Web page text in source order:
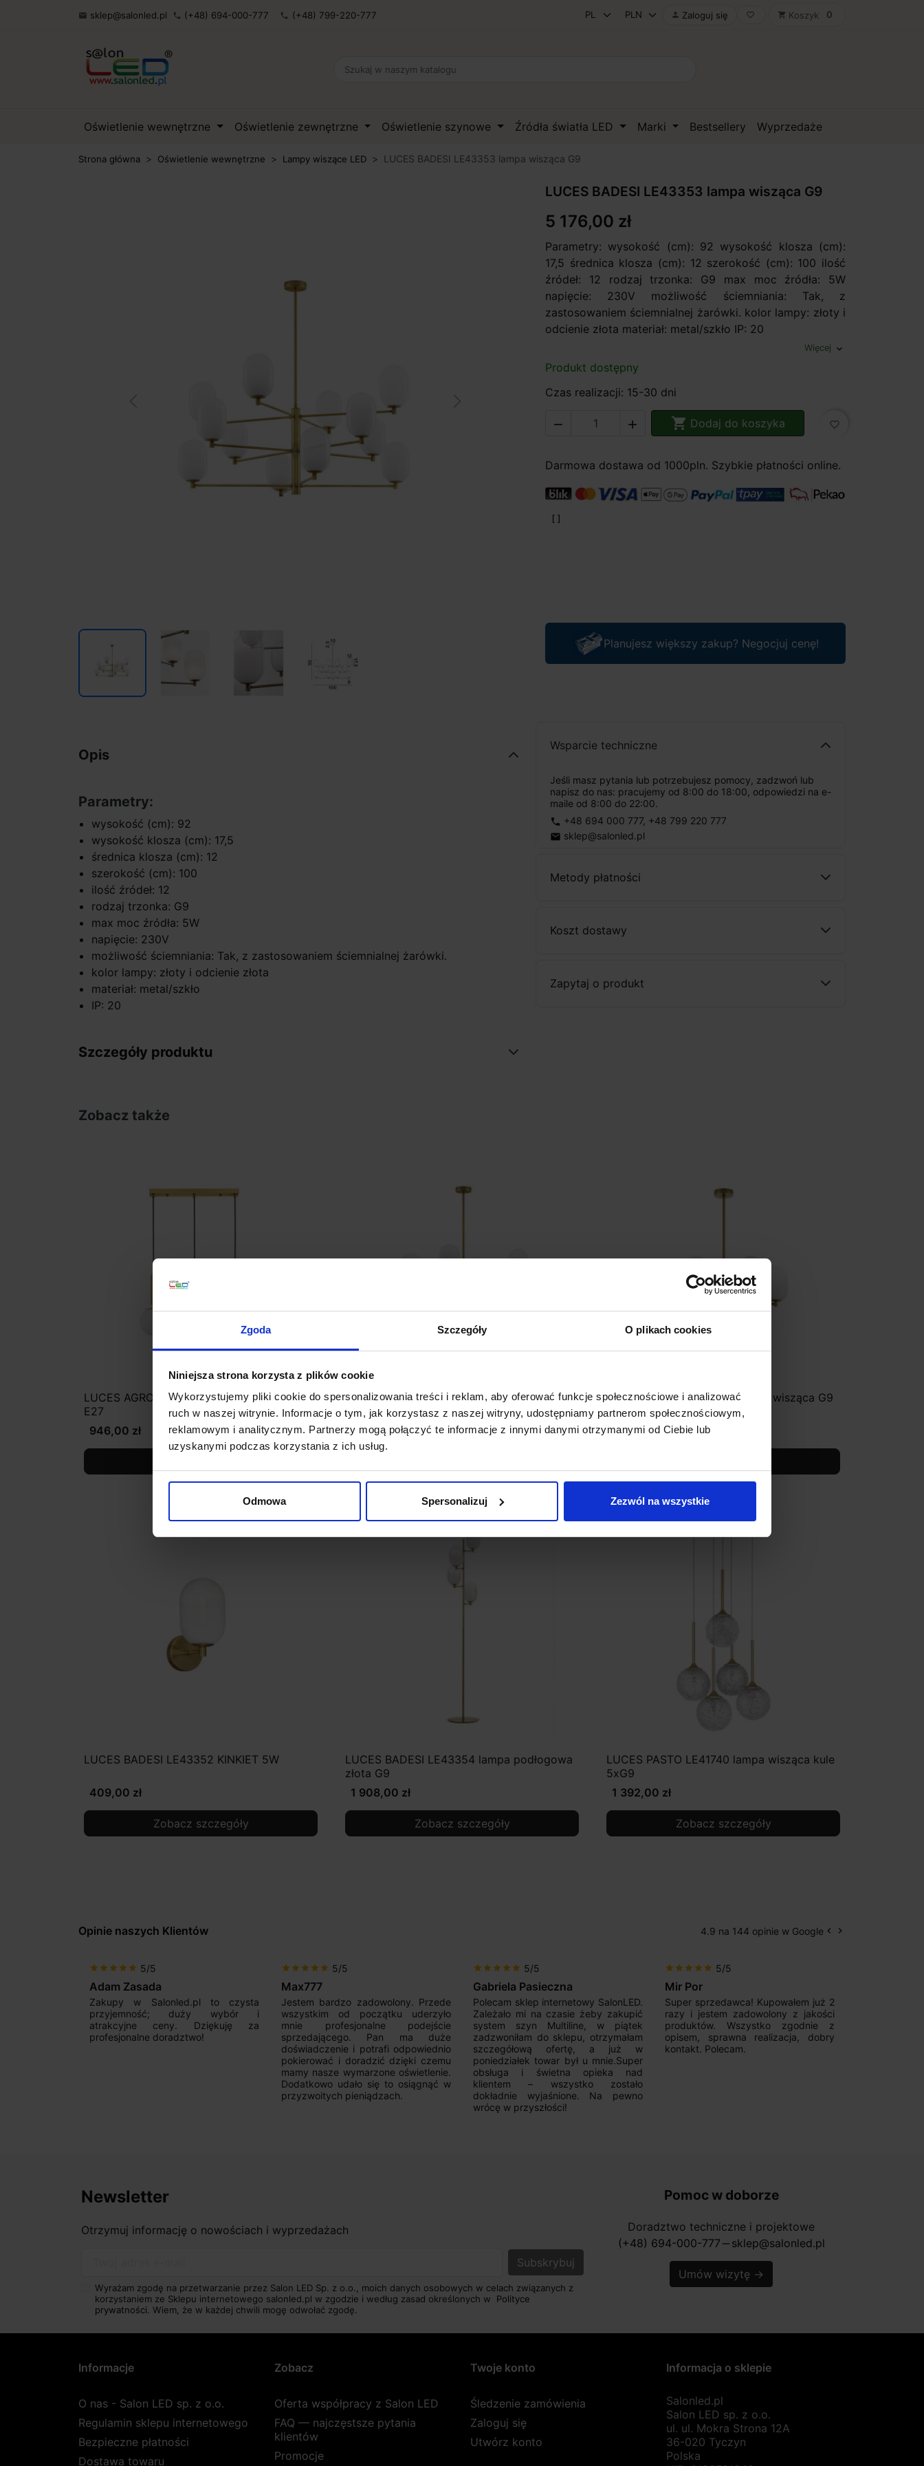
Zgoda Szczegóły O plikach cookies
Niniejsza strona korzysta z plików cookie
Wykorzystujemy pliki cookie do spersonalizowania treści i reklam, aby oferować funkcje społecznościowe i analizować
ruch w naszej witrynie. Informacje o tym, jak korzystasz z naszej witryny, udostępniamy partnerom społecznościowym,
reklamowym i analitycznym. Partnerzy mogą połączyć te informacje z innymi danymi otrzymanymi od Ciebie lub
uzyskanymi podczas korzystania z ich usług.
Odmowa Spersonalizuj Zezwól na wszystkie
 sklep@salonled.pl phone (+48) 694-000-777 phone (+48) 799-220-777  Zaloguj się favorite_border shopping_cart Koszyk 0
Oświetlenie wewnętrzne Oświetlenie zewnętrzne Oświetlenie szynowe Źródła światła LED Marki Bestsellery Wyprzedaże
Strona główna Oświetlenie wewnętrzne Lampy wiszące LED LUCES BADESI LE43353 lampa wisząca G9
LUCES BADESI LE43353 lampa wisząca G9
5 176,00 zł
Parametry: wysokość (cm): 92 wysokość klosza (cm):
17,5 średnica klosza (cm): 12 szerokość (cm): 100 ilość
źródeł: 12 rodzaj trzonka: G9 max moc źródła: 5W
napięcie: 230V możliwość ściemniania: Tak, z
zastosowaniem ściemnialnej żarówki. kolor lampy: złoty i
odcienie złota materiał: metal/szkło IP: 20
Więcej expand_more
Produkt dostępny
Czas realizacji: 15-30 dni
   Dodaj do koszyka favorite_border
Darmowa dostawa od 1000pln. Szybkie płatności online.
Planujesz większy zakup? Negocjuj cenę!
Wsparcie techniczne
Jeśli masz pytania lub potrzebujesz pomocy, zadzwoń lub
napisz do nas: pracujemy od 8:00 do 18:00, odpowiedzi na e-
maile od 8:00 do 22:00.
phone +48 694 000 777, +48 799 220 777
email sklep@salonled.pl
Metody płatności
Koszt dostawy
Zapytaj o produkt
Opis
Parametry:
wysokość (cm): 92
wysokość klosza (cm): 17,5
średnica klosza (cm): 12
szerokość (cm): 100
ilość źródeł: 12
rodzaj trzonka: G9
max moc źródła: 5W
napięcie: 230V
możliwość ściemniania: Tak, z zastosowaniem ściemnialnej żarówki.
kolor lampy: złoty i odcienie złota
materiał: metal/szkło
IP: 20
Szczegóły produktu
Zobacz także
LUCES AGRO LE43225 lampa wisząca 3 x
E27
946,00 zł
LUCES BADESI LE43350 lampa wisząca G9
3 157,00 zł
LUCES BADESI LE43351 lampa wisząca G9
2 254,00 zł
LUCES BADESI LE43352 KINKIET 5W
409,00 zł
Zobacz szczegóły
LUCES BADESI LE43354 lampa podłogowa
złota G9
1 908,00 zł
Zobacz szczegóły
LUCES PASTO LE41740 lampa wisząca kule
5xG9
1 392,00 zł
Zobacz szczegóły
Opinie naszych Klientów 4.9 na 144 opinie w Google Poprzedni
keyboard_arrow_left Następny
keyboard_arrow_right
star star star star star 5/5
Adam Zasada
Zakupy w Salonled.pl to czysta
przyjemność; duży wybór i
atrakcyjne ceny. Dziękuję za
profesjonalne doradztwo!
star star star star star 5/5
Max777
Jestem bardzo zadowolony. Przede
wszystkim od początku uderzyło
mnie profesjonalne podejście
sprzedającego. Pan ma duże
doświadczenie i potrafi odpowiednio
pokierować i doradzić dzięki czemu
mamy nasze wymarzone oświetlenie.
Dodatkowo udało się to osiągnąć w
przyzwoitych pieniądzach.
star star star star star 5/5
Gabriela Pasieczna
Polecam sklep internetowy SalonLED.
Zależało mi na czasie żeby zakupić
system szyn Multiline, w piątek
zadzwoniłam do sklepu, otrzymałam
szczegółową ofertę, a już w
poniedziałek towar był u mnie.Super
obsługa i świetna opieka nad
klientem – wszystko zostało
dokładnie wyjaśnione. Na pewno
wrócę w przyszłości!
star star star star star 5/5
Mir Por
Super sprzedawca! Kupowałem już 2
razy i jestem zadowolony z jakości
produktów. Wszystko zgodnie z
opisem, sprawna realizacja, dobry
kontakt. Polecam.
Newsletter
Otrzymuj informację o nowościach i wyprzedażach
Wyrażam zgodę na przetwarzanie przez Salon LED Sp. z o.o., moich danych osobowych w celach związanych z
korzystaniem ze Sklepu internetowego salonled.pl w zgodzie i według zasad określonych w Polityce
prywatności. Wiem, że w każdej chwili mogę odwołać zgodę.
Pomoc w doborze
Doradztwo techniczne i projektowe
(+48) 694-000-777 horizontal_rule sklep@salonled.pl
Umów wizytę →
Informacje
O nas - Salon LED sp. z o.o.
Regulamin sklepu internetowego
Bezpieczne płatności
Dostawa towaru
Zobacz
Oferta współpracy z Salon LED
FAQ — najczęstsze pytania
klientów
Promocje
Twoje konto
Śledzenie zamówienia
Zaloguj się
Utwórz konto
Informacja o sklepie
Salonled.pl
Salon LED sp. z o.o.
ul. ul. Mokra Strona 12A
36-020 Tyczyn
Polska